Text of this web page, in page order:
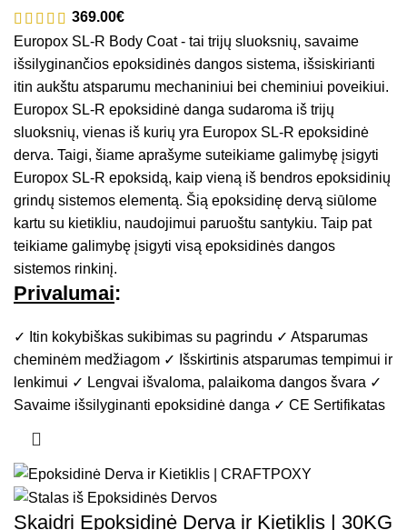
€
Europox SL-R Body Coat - tai trijų sluoksnių, savaime
išsilyginančios epoksidinės dangos sistema, išsiskirianti
itin aukštu atsparumu mechaniniui bei cheminiui poveikiui.
Europox SL-R epoksidinė danga sudaroma iš trijų
sluoksnių, vienas iš kurių yra Europox SL-R epoksidinė
derva. Taigi, šiame aprašyme suteikiame galimybę įsigyti
Europox SL-R epoksidą, kaip vieną iš bendros epoksidinių
grindų sistemos elementą. Šią epoksidinę dervą siūlome
kartu su kietikliu, naudojimui paruoštu santykiu. Taip pat
teikiame galimybę įsigyti visą epoksidinės dangos
sistemos rinkinį.
Privalumai:
✓ Itin kokybiškas sukibimas su pagrindu ✓ Atsparumas
cheminėm medžiagom ✓ Išskirtinis atsparumas tempimui ir
lenkimui ✓ Lengvai išvaloma, palaikoma dangos švara ✓
Savaime išsilyginanti epoksidinė danga ✓ CE Sertifikatas
Skaidri Epoksidinė Derva ir Kietiklis | 30KG